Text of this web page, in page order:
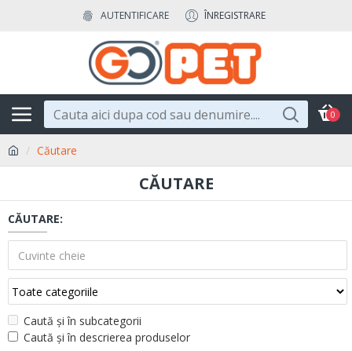
AUTENTIFICARE ÎNREGISTRARE
0
Căutare
CĂUTARE
CĂUTARE:
Caută și în subcategorii
Caută și în descrierea produselor